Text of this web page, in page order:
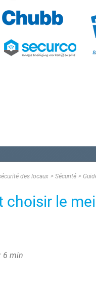
des locaux Sécurité
choisir le
6 min